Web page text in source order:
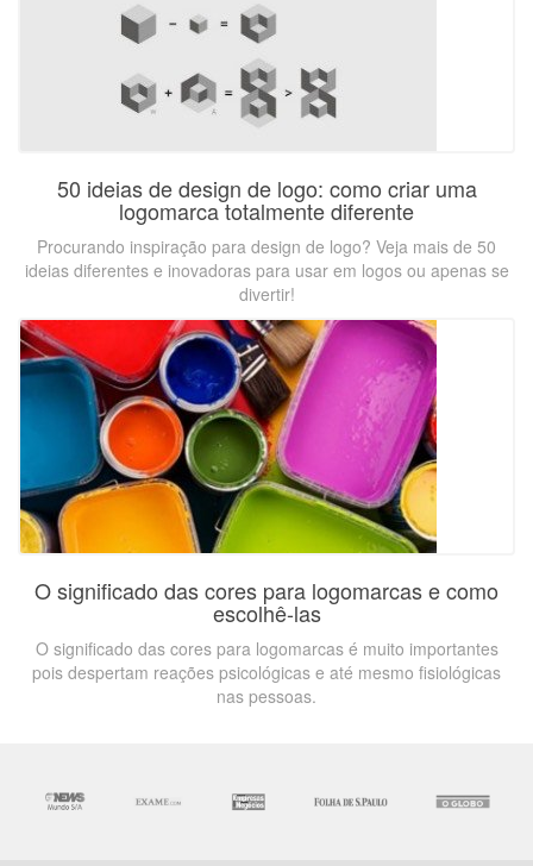
50 ideias de design de logo: como criar uma
logomarca totalmente diferente
Procurando inspiração para design de logo? Veja mais de 50
ideias diferentes e inovadoras para usar em logos ou apenas se
divertir!
O significado das cores para logomarcas e como
escolhê-las
O significado das cores para logomarcas é muito importantes
pois despertam reações psicológicas e até mesmo fisiológicas
nas pessoas.